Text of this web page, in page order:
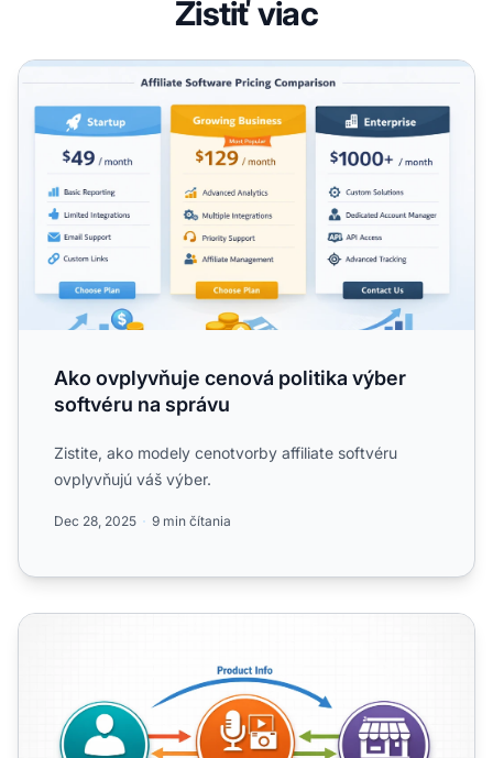
Zistiť viac
Ako ovplyvňuje cenová politika výber softvéru na správu
Ako ovplyvňuje cenová politika výber
softvéru na správu
Zistite, ako modely cenotvorby affiliate softvéru
ovplyvňujú váš výber.
Dec 28, 2025 9 min čítania
Ovplyvňuje affiliate marketing spotrebiteľa?